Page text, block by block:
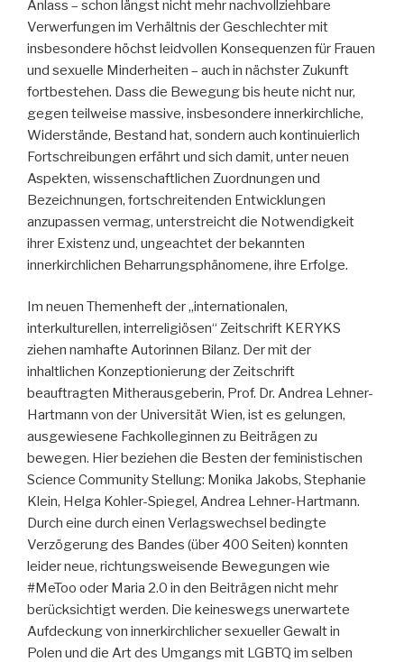
Anlass – schon längst nicht mehr nachvollziehbare
Verwerfungen im Verhältnis der Geschlechter mit
insbesondere höchst leidvollen Konsequenzen für Frauen
und sexuelle Minderheiten – auch in nächster Zukunft
fortbestehen. Dass die Bewegung bis heute nicht nur,
gegen teilweise massive, insbesondere innerkirchliche,
Widerstände, Bestand hat, sondern auch kontinuierlich
Fortschreibungen erfährt und sich damit, unter neuen
Aspekten, wissenschaftlichen Zuordnungen und
Bezeichnungen, fortschreitenden Entwicklungen
anzupassen vermag, unterstreicht die Notwendigkeit
ihrer Existenz und, ungeachtet der bekannten
innerkirchlichen Beharrungsphänomene, ihre Erfolge.
Im neuen Themenheft der „internationalen,
interkulturellen, interreligiösen“ Zeitschrift KERYKS
ziehen namhafte Autorinnen Bilanz. Der mit der
inhaltlichen Konzeptionierung der Zeitschrift
beauftragten Mitherausgeberin, Prof. Dr. Andrea Lehner-
Hartmann von der Universität Wien, ist es gelungen,
ausgewiesene Fachkolleginnen zu Beiträgen zu
bewegen. Hier beziehen die Besten der feministischen
Science Community Stellung: Monika Jakobs, Stephanie
Klein, Helga Kohler-Spiegel, Andrea Lehner-Hartmann.
Durch eine durch einen Verlagswechsel bedingte
Verzögerung des Bandes (über 400 Seiten) konnten
leider neue, richtungsweisende Bewegungen wie
#MeToo oder Maria 2.0 in den Beiträgen nicht mehr
berücksichtigt werden. Die keineswegs unerwartete
Aufdeckung von innerkirchlicher sexueller Gewalt in
Polen und die Art des Umgangs mit LGBTQ im selben